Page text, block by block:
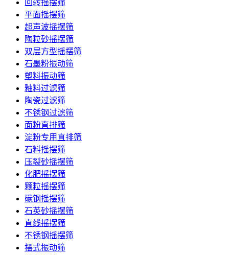
回转摇摆筛
平面摇摆筛
超声波摇摆筛
陶粒砂摇摆筛
双层方型摇摆筛
石墨粉振动筛
塑料振动筛
釉料过滤筛
陶瓷过滤筛
不锈钢过滤筛
面粉直排筛
淀粉专用直排筛
石料摇摆筛
压裂砂摇摆筛
化肥摇摆筛
颗粒摇摆筛
碳钢摇摆筛
石英砂摇摆筛
直线摇摆筛
不锈钢摇摆筛
摆式振动筛